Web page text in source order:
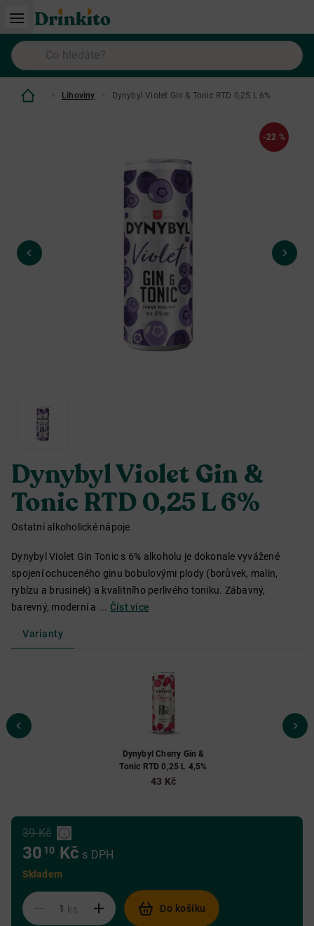
Lihoviny Dynybyl Violet Gin & Tonic RTD 0,25 L 6%
-22 %
Dynybyl Violet Gin &
Tonic RTD 0,25 L 6%
Ostatní alkoholické nápoje
Dynybyl Violet Gin Tonic s 6% alkoholu je dokonale vyvážené
spojení ochuceného ginu bobulovými plody (borůvek, malin,
rybízu a brusinek) a kvalitního perlivého toniku. Zábavný,
barevný, moderní a ... Číst více
Varianty
Dynybyl Cherry Gin &
Tonic RTD 0,25 L 4,5%
43 Kč
39 Kč
30 10 Kč s DPH
Skladem
ks Do košíku